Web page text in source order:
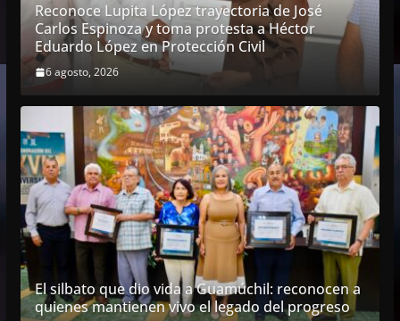
Reconoce Lupita López trayectoria de José
Carlos Espinoza y toma protesta a Héctor
Eduardo López en Protección Civil
6 agosto, 2026
El silbato que dio vida a Guamúchil: reconocen a
quienes mantienen vivo el legado del progreso